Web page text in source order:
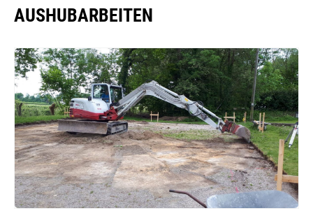
AUSHUBARBEITEN